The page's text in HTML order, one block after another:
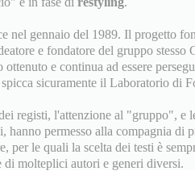
nel gennaio del 1989. Il progetto
e fondatore del gruppo stesso
e continua ad essere
sicuramente il Laboratorio di
registi, l'attenzione al "gruppo", e
hanno permesso alla compagnia di
per le quali la scelta dei testi è
molteplici autori e generi diversi.